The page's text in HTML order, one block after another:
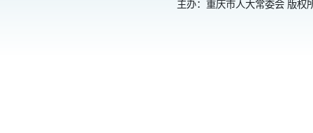
主办：重庆市人大常委会 版